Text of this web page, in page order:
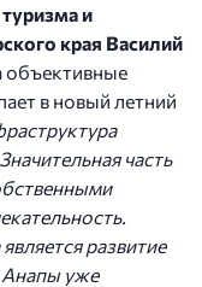
и
края Василий
объективные
в новый летний
часть
развитие
Анапы уже